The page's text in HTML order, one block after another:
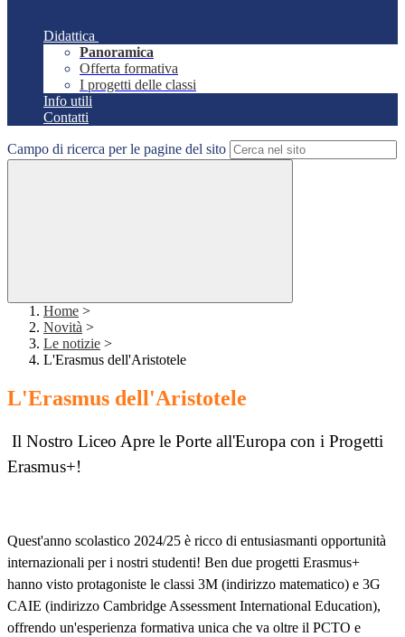
Didattica
Panoramica
Offerta formativa
I progetti delle classi
Info utili
Contatti
Campo di ricerca per le pagine del sito
Home >
Novità >
Le notizie >
L'Erasmus dell'Aristotele
L'Erasmus dell'Aristotele
Il Nostro Liceo Apre le Porte all'Europa con i Progetti
Erasmus+!
Quest'anno scolastico 2024/25 è ricco di entusiasmanti opportunità
internazionali per i nostri studenti! Ben due progetti Erasmus+
hanno visto protagoniste le classi 3M (indirizzo matematico) e 3G
CAIE (indirizzo Cambridge Assessment International Education),
offrendo un'esperienza formativa unica che va oltre il PCTO e